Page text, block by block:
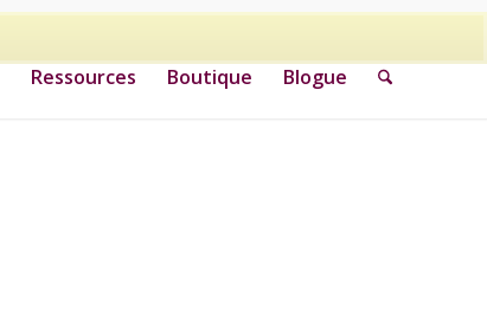
Ressources Boutique Blogue